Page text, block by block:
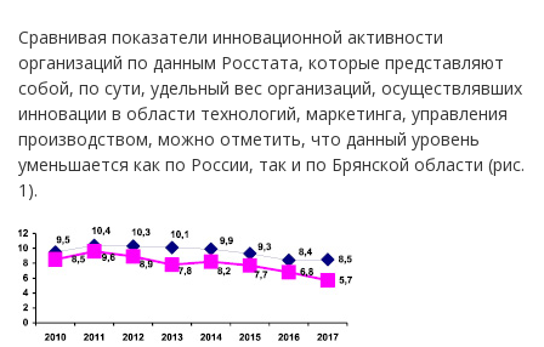
Сравнивая показатели инновационной активности
организаций по данным Росстата, которые представляют
собой, по сути, удельный вес организаций, осуществлявших
инновации в области технологий, маркетинга, управления
производством, можно отметить, что данный уровень
уменьшается как по России, так и по Брянской области (рис.
1).